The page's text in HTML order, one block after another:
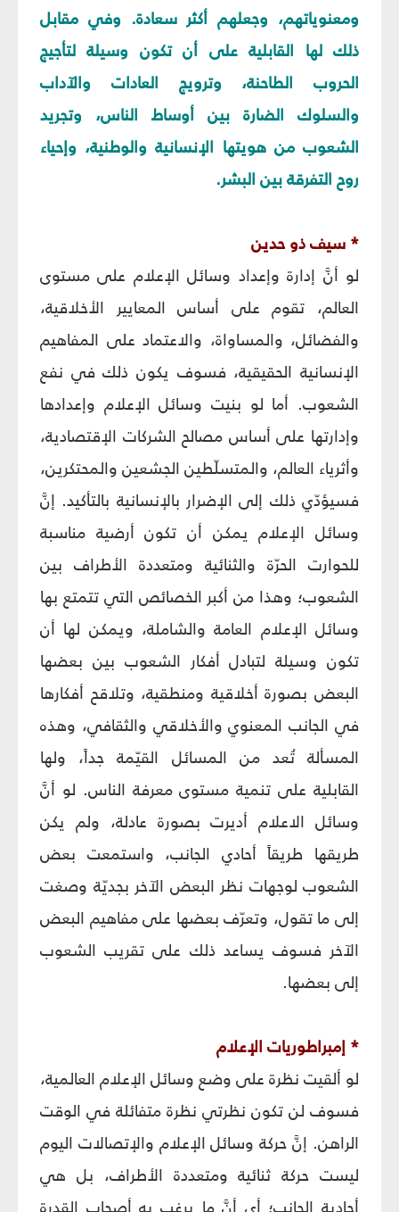
ومعنوياتهم، وجعلهم أكثر سعادة. وفي مقابل
ذلك لها القابلية على أن تكون وسيلة لتأجيج
الحروب الطاحنة، وترويج العادات والآداب
والسلوك الضارة بين أوساط الناس، وتجريد
الشعوب من هويتها الإنسانية والوطنية، وإحياء
روح التفرقة بين البشر.
* سيف ذو حدين‏
لو أنَّ إدارة وإعداد وسائل الإعلام على مستوى
العالم، تقوم على أساس المعايير الأخلاقية،
والفضائل، والمساواة، والاعتماد على المفاهيم
الإنسانية الحقيقية، فسوف يكون ذلك في نفع
الشعوب. أما لو بنيت وسائل الإعلام وإعدادها
وإدارتها على أساس مصالح الشركات الإقتصادية،
وأثرياء العالم، والمتسلّطين الجشعين والمحتكرين،
فسيؤدّي ذلك إلى الإضرار بالإنسانية بالتأكيد. إنَّ
وسائل الإعلام يمكن أن تكون أرضية مناسبة
للحوارت الحرّة والثنائية ومتعددة الأطراف بين
الشعوب؛ وهذا من أكبر الخصائص التي تتمتع بها
وسائل الإعلام العامة والشاملة، ويمكن لها أن
تكون وسيلة لتبادل أفكار الشعوب بين بعضها
البعض بصورة أخلاقية ومنطقية، وتلاقح أفكارها
في الجانب المعنوي والأخلاقي والثقافي، وهذه
المسألة تُعد من المسائل القيّمة جداً، ولها
القابلية على تنمية مستوى معرفة الناس. لو أنَّ
وسائل الاعلام أديرت بصورة عادلة، ولم يكن
طريقها طريقاً أحادي الجانب، واستمعت بعض
الشعوب لوجهات نظر البعض الآخر بجديّة وصغت
إلى ما تقول، وتعرّف بعضها على مفاهيم البعض
الآخر فسوف يساعد ذلك على تقريب الشعوب
إلى بعضها.
* إمبراطوريات الإعلام‏
لو ألقيت نظرة على وضع وسائل الإعلام العالمية،
فسوف لن تكون نظرتي نظرة متفائلة في الوقت
الراهن. إنَّ حركة وسائل الإعلام والإتصالات اليوم
ليست حركة ثنائية ومتعددة الأطراف، بل هي